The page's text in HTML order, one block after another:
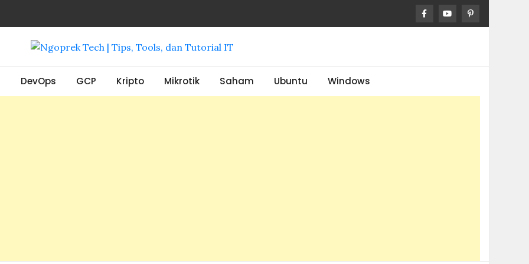
Tools, dan Tutorial IT
DevOps GCP Kripto Mikrotik Saham Ubuntu Windows